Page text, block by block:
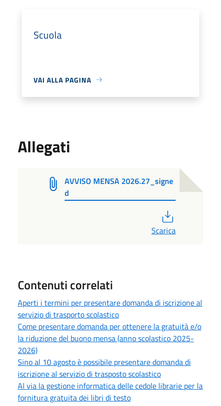
Scuola
VAI ALLA PAGINA
Allegati
AVVISO MENSA 2026.27_signe
d
Scarica
Contenuti correlati
Aperti i termini per presentare domanda di iscrizione al
servizio di trasporto scolastico
Come presentare domanda per ottenere la gratuità e/o
la riduzione del buono mensa (anno scolastico 2025-
2026)
Sino al 10 agosto è possibile presentare domanda di
iscrizione al servizio di trasposto scolastico
Al via la gestione informatica delle cedole librarie per la
fornitura gratuita dei libri di testo